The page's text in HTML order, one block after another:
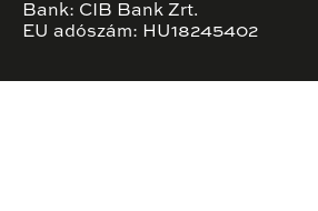
Bank: CIB Bank Zrt.
EU adószám: HU18245402